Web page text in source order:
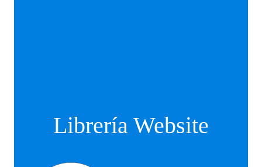
Librería Website